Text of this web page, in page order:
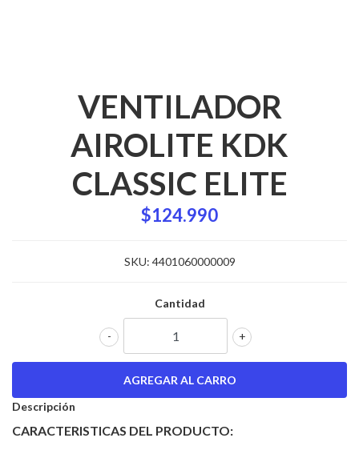
VENTILADOR
AIROLITE KDK
CLASSIC ELITE
$124.990
SKU: 4401060000009
Cantidad
+
-
Descripción
CARACTERISTICAS DEL PRODUCTO: